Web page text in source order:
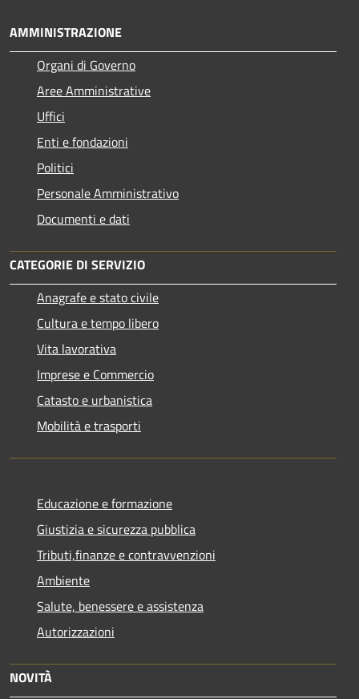
AMMINISTRAZIONE
Organi di Governo
Aree Amministrative
Uffici
Enti e fondazioni
Politici
Personale Amministrativo
Documenti e dati
CATEGORIE DI SERVIZIO
Anagrafe e stato civile
Cultura e tempo libero
Vita lavorativa
Imprese e Commercio
Catasto e urbanistica
Mobilità e trasporti
Educazione e formazione
Giustizia e sicurezza pubblica
Tributi,finanze e contravvenzioni
Ambiente
Salute, benessere e assistenza
Autorizzazioni
NOVITÀ